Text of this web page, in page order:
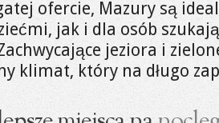
ofercie, Mazury są
jak i dla osób
jeziora i
klimat, który na długo